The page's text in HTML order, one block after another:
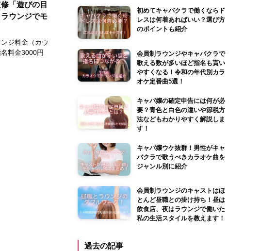
「遊びの目
ウンジでモ
ジ料金（カウ
料金3000円
初めてキャバクラで働くならド
レスは何着あればいい？選び方
のポイントも紹介
会員制ラウンジやキャバクラで
歌える数が多いほど指名も貰い
やすくなる！令和の年代別カラ
オケ定番曲5選！
キャバ嬢の確定申告には何が必
要？青色と白色の違いや節税方
法などもわかりやすく解説しま
す！
キャバ嬢ウケ抜群！男性がキャ
バクラで歌うべきカラオケ曲を
ジャンル別に紹介
会員制ラウンジのキャストはほ
とんど昼職との掛け持ち！昼は
飲食店、夜はラウンジで働いた
私の生活スタイルを教えます！
過去の記事